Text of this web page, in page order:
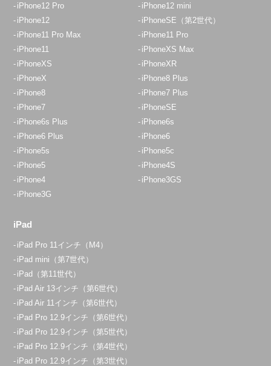
iPhone12 Pro
iPhone12 mini
iPhone12
iPhoneSE（第2世代）
iPhone11 Pro Max
iPhone11 Pro
iPhone11
iPhoneXS Max
iPhoneXS
iPhoneXR
iPhoneX
iPhone8 Plus
iPhone8
iPhone7 Plus
iPhone7
iPhoneSE
iPhone6s Plus
iPhone6s
iPhone6 Plus
iPhone6
iPhone5s
iPhone5c
iPhone5
iPhone4S
iPhone4
iPhone3GS
iPhone3G
iPad
iPad Pro 11インチ（M4）
iPad mini（第7世代）
iPad（第11世代）
iPad Air 13インチ（第6世代）
iPad Air 11インチ（第6世代）
iPad Pro 12.9インチ（第6世代）
iPad Pro 12.9インチ（第5世代）
iPad Pro 12.9インチ（第4世代）
iPad Pro 12.9インチ（第3世代）